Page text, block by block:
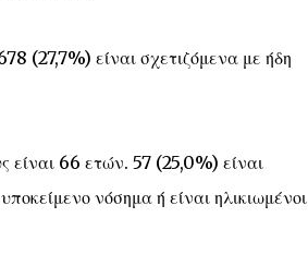
(27,7%) είναι σχετιζόμενα με ήδη
είναι 66 ετών. 57 (25,0%) είναι
νόσημα ή είναι ηλικιωμένοι